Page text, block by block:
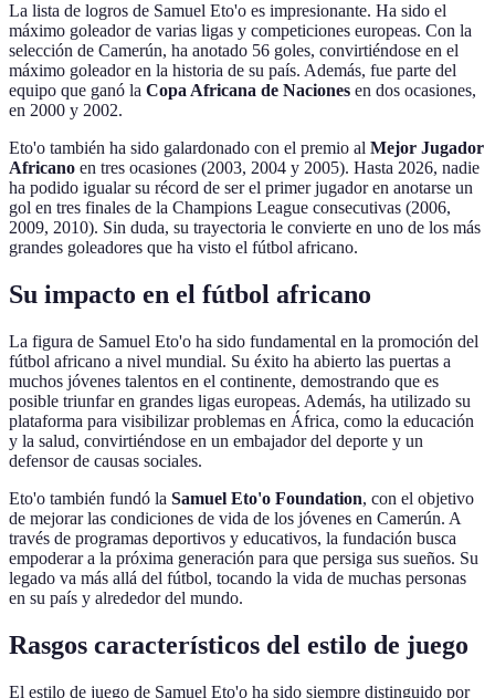
La lista de logros de Samuel Eto'o es impresionante. Ha sido el
máximo goleador de varias ligas y competiciones europeas. Con la
selección de Camerún, ha anotado 56 goles, convirtiéndose en el
máximo goleador en la historia de su país. Además, fue parte del
equipo que ganó la Copa Africana de Naciones en dos ocasiones,
en 2000 y 2002.
Eto'o también ha sido galardonado con el premio al Mejor Jugador
Africano en tres ocasiones (2003, 2004 y 2005). Hasta 2026, nadie
ha podido igualar su récord de ser el primer jugador en anotarse un
gol en tres finales de la Champions League consecutivas (2006,
2009, 2010). Sin duda, su trayectoria le convierte en uno de los más
grandes goleadores que ha visto el fútbol africano.
Su impacto en el fútbol africano
La figura de Samuel Eto'o ha sido fundamental en la promoción del
fútbol africano a nivel mundial. Su éxito ha abierto las puertas a
muchos jóvenes talentos en el continente, demostrando que es
posible triunfar en grandes ligas europeas. Además, ha utilizado su
plataforma para visibilizar problemas en África, como la educación
y la salud, convirtiéndose en un embajador del deporte y un
defensor de causas sociales.
Eto'o también fundó la Samuel Eto'o Foundation, con el objetivo
de mejorar las condiciones de vida de los jóvenes en Camerún. A
través de programas deportivos y educativos, la fundación busca
empoderar a la próxima generación para que persiga sus sueños. Su
legado va más allá del fútbol, tocando la vida de muchas personas
en su país y alrededor del mundo.
Rasgos característicos del estilo de juego
El estilo de juego de Samuel Eto'o ha sido siempre distinguido por